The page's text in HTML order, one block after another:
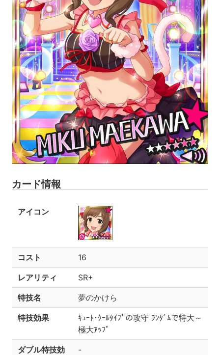
カード情報
アイコン
コスト 16
レアリティ SR+
特技名 夢のかけら
特技効果
ｷｭｰﾄ･ｸｰﾙﾀｲﾌﾟの攻守 ﾗﾝﾀﾞﾑで特大～
極大ｱｯﾌﾟ
ダブル特技効
-